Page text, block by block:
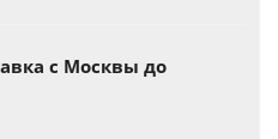
c Москвы до